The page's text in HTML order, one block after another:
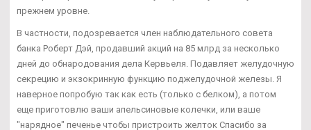
прежнем уровне.
В частности, подозревается член наблюдательного совета
банка Роберт Дэй, продавший акций на 85 млрд за несколько
дней до обнародования дела Кервьеля. Подавляет желудочную
секрецию и экзокринную функцию поджелудочной железы. Я
наверное попробую так как есть (только с белком), а потом
еще приготовлю ваши апельсиновые колечки, или ваше
"нарядное" печенье чтобы пристроить желток Спасибо за